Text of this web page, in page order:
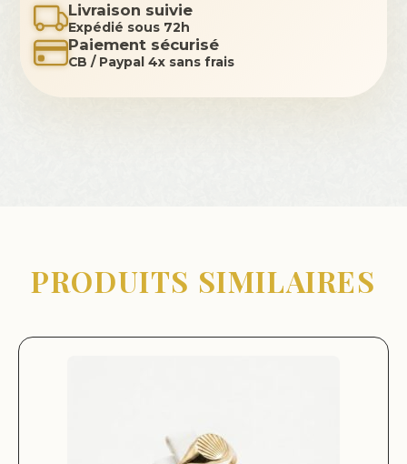
Livraison suivie
Expédié sous 72h
Paiement sécurisé
CB / Paypal 4x sans frais
PRODUITS SIMILAIRES